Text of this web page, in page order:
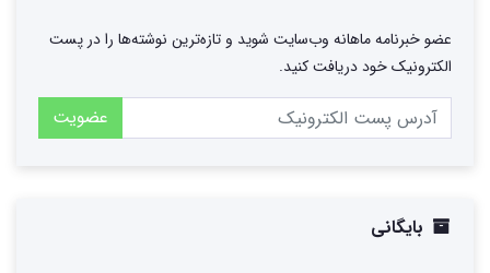
عضو خبرنامه ماهانه وب‌سایت شوید و تازه‌ترین نوشته‌ها را در پست
الکترونیک خود دریافت کنید.
عضویت
بایگانی